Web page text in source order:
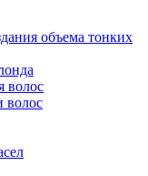
объема тонких
волос
волос